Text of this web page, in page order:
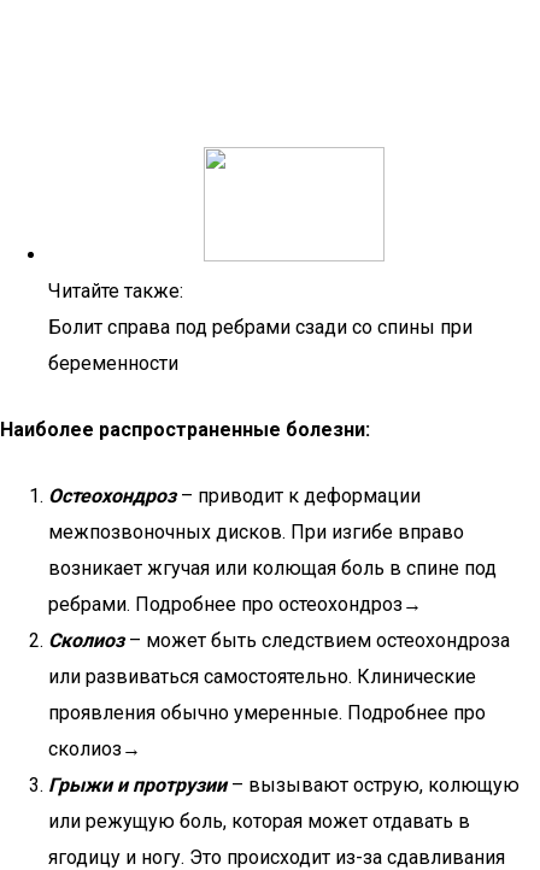
Читайте также:
Болит справа под ребрами сзади со спины при
беременности
Наиболее распространенные болезни:
Остеохондроз– приводит к деформации
межпозвоночных дисков. При изгибе вправо
возникает жгучая или колющая боль в спине под
ребрами. Подробнее про остеохондроз→
Сколиоз– может быть следствием остеохондроза
или развиваться самостоятельно. Клинические
проявления обычно умеренные. Подробнее про
сколиоз→
Грыжи и протрузии– вызывают острую, колющую
или режущую боль, которая может отдавать в
ягодицу и ногу. Это происходит из-за сдавливания